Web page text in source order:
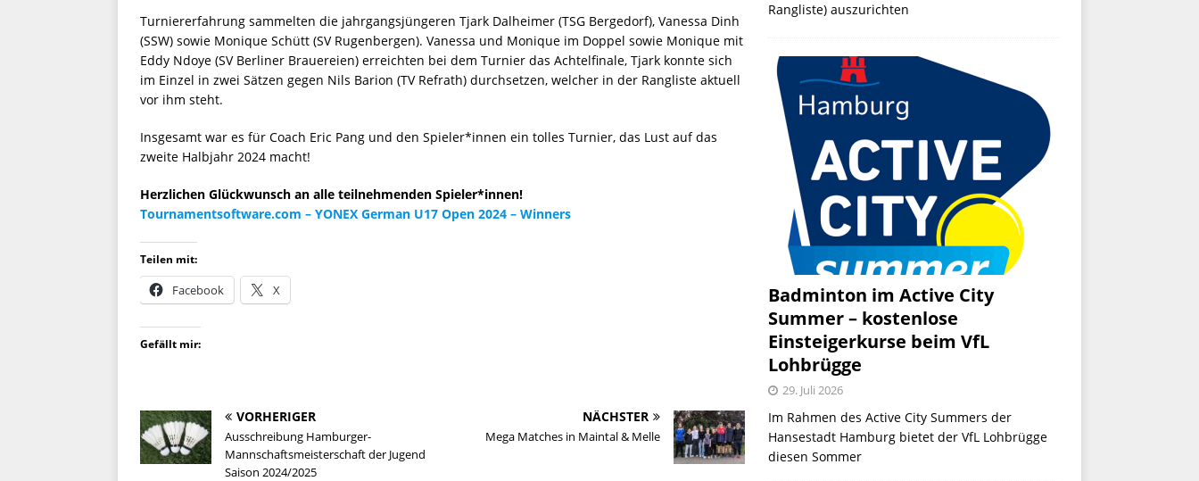
Turniererfahrung sammelten die jahrgangsjüngeren Tjark Dalheimer (TSG Bergedorf), Vanessa Dinh
(SSW) sowie Monique Schütt (SV Rugenbergen). Vanessa und Monique im Doppel sowie Monique mit
Eddy Ndoye (SV Berliner Brauereien) erreichten bei dem Turnier das Achtelfinale, Tjark konnte sich
im Einzel in zwei Sätzen gegen Nils Barion (TV Refrath) durchsetzen, welcher in der Rangliste aktuell
vor ihm steht.
Insgesamt war es für Coach Eric Pang und den Spieler*innen ein tolles Turnier, das Lust auf das
zweite Halbjahr 2024 macht!
Herzlichen Glückwunsch an alle teilnehmenden Spieler*innen!
Tournamentsoftware.com – YONEX German U17 Open 2024 – Winners
Teilen mit:
Facebook X
Gefällt mir:
VORHERIGER
Ausschreibung Hamburger-
Mannschaftsmeisterschaft der Jugend
Saison 2024/2025
NÄCHSTER
Mega Matches in Maintal & Melle
Rangliste) auszurichten
Badminton im Active City
Summer – kostenlose
Einsteigerkurse beim VfL
Lohbrügge
29. Juli 2026
Im Rahmen des Active City Summers der
Hansestadt Hamburg bietet der VfL Lohbrügge
diesen Sommer